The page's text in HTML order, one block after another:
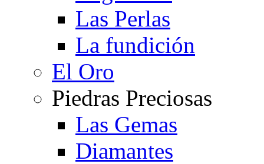
Las Perlas
La fundición
El Oro
Piedras Preciosas
Las Gemas
Diamantes